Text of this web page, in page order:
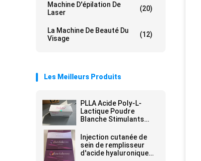
Machine D'épilation De
Laser
(20)
La Machine De Beauté Du
Visage
(12)
Les Meilleurs Produits
PLLA Acide Poly-L-
Lactique Poudre
Blanche Stimulants
Naturelle de Collagène
Injection cutanée de
sein de remplisseur
d'acide hyaluronique